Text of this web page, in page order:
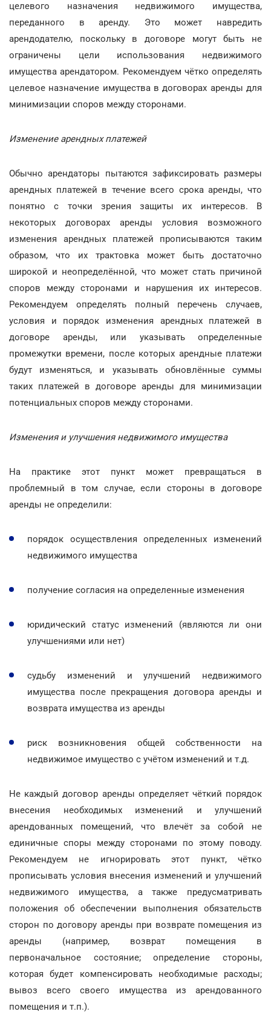
целевого назначения недвижимого имущества,
переданного в аренду. Это может навредить
арендодателю, поскольку в договоре могут быть не
ограничены цели использования недвижимого
имущества арендатором. Рекомендуем чётко определять
целевое назначение имущества в договорах аренды для
минимизации споров между сторонами.
Изменение арендных платежей
Обычно арендаторы пытаются зафиксировать размеры
арендных платежей в течение всего срока аренды, что
понятно с точки зрения защиты их интересов. В
некоторых договорах аренды условия возможного
изменения арендных платежей прописываются таким
образом, что их трактовка может быть достаточно
широкой и неопределённой, что может стать причиной
споров между сторонами и нарушения их интересов.
Рекомендуем определять полный перечень случаев,
условия и порядок изменения арендных платежей в
договоре аренды, или указывать определенные
промежутки времени, после которых арендные платежи
будут изменяться, и указывать обновлённые суммы
таких платежей в договоре аренды для минимизации
потенциальных споров между сторонами.
Изменения и улучшения недвижимого имущества
На практике этот пункт может превращаться в
проблемный в том случае, если стороны в договоре
аренды не определили:
порядок осуществления определенных изменений
недвижимого имущества
получение согласия на определенные изменения
юридический статус изменений (являются ли они
улучшениями или нет)
судьбу изменений и улучшений недвижимого
имущества после прекращения договора аренды и
возврата имущества из аренды
риск возникновения общей собственности на
недвижимое имущество с учётом изменений и т.д.
Не каждый договор аренды определяет чёткий порядок
внесения необходимых изменений и улучшений
арендованных помещений, что влечёт за собой не
единичные споры между сторонами по этому поводу.
Рекомендуем не игнорировать этот пункт, чётко
прописывать условия внесения изменений и улучшений
недвижимого имущества, а также предусматривать
положения об обеспечении выполнения обязательств
сторон по договору аренды при возврате помещения из
аренды (например, возврат помещения в
первоначальное состояние; определение стороны,
которая будет компенсировать необходимые расходы;
вывоз всего своего имущества из арендованного
помещения и т.п.).